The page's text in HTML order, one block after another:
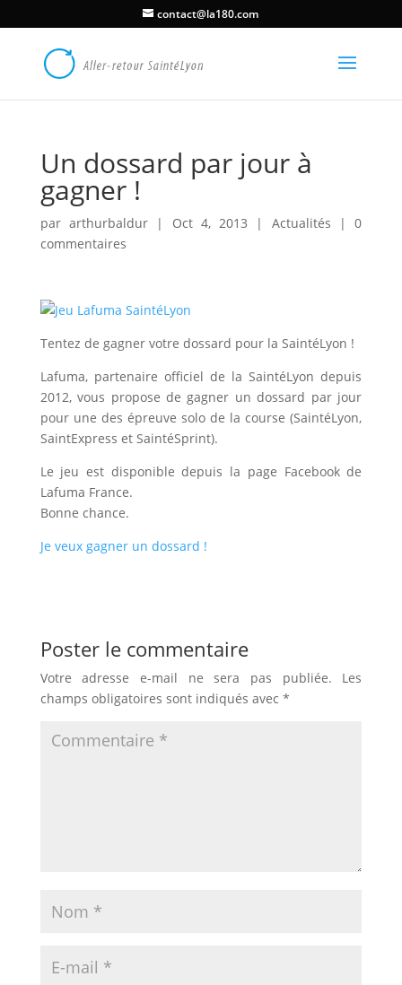
contact@la180.com
Un dossard par jour à
gagner !
pararthurbaldur | Oct 4, 2013 | Actualités |0
commentaires
Tentez de gagner votre dossard pour la SaintéLyon !
Lafuma, partenaire officiel de la SaintéLyon depuis
2012, vous propose de gagner un dossard par jour
pour une des épreuve solo de la course (SaintéLyon,
SaintExpress et SaintéSprint).
Le jeu est disponible depuis la page Facebook de
Lafuma France.
Bonne chance.
Je veux gagner un dossard !
Poster le commentaire
Votre adresse e-mail ne sera pas publiée.
Les
champs obligatoires sont indiqués avec *